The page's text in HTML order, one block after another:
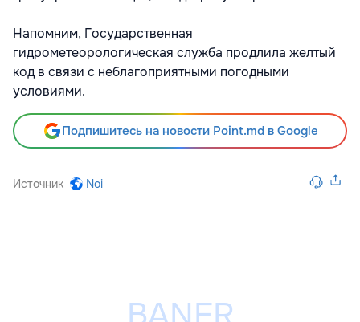
Напомним, Государственная
гидрометеорологическая служба продлила желтый
код в связи с неблагоприятными погодными
условиями.
Подпишитесь на новости Point.md в Google
Источник Noi